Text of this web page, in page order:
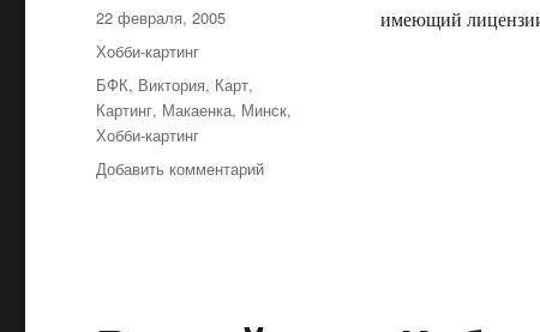
имеющий
Опубликовано
22 февраля, 2005
Рубрики
Хобби-картинг
Метки
БФК, Виктория, Карт,
Картинг, Макаенка, Минск,
Хобби-картинг
Добавить комментарийк